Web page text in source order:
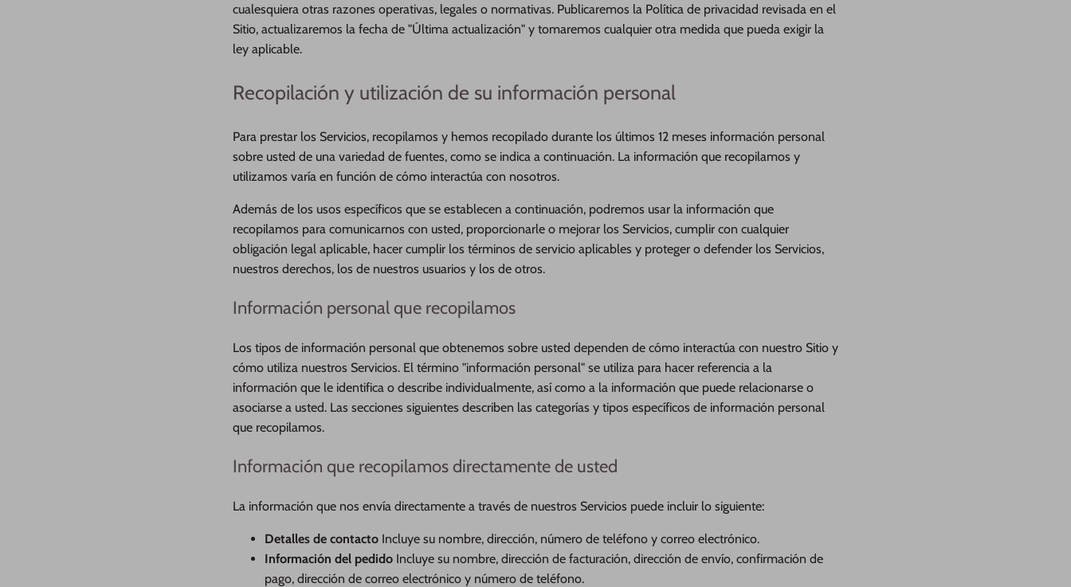
cualesquiera otras razones operativas, legales o normativas. Publicaremos la Política de privacidad revisada en el
Sitio, actualizaremos la fecha de "Última actualización" y tomaremos cualquier otra medida que pueda exigir la
ley aplicable.
Recopilación y utilización de su información personal
Para prestar los Servicios, recopilamos y hemos recopilado durante los últimos 12 meses información personal
sobre usted de una variedad de fuentes, como se indica a continuación. La información que recopilamos y
utilizamos varía en función de cómo interactúa con nosotros.
Además de los usos específicos que se establecen a continuación, podremos usar la información que
recopilamos para comunicarnos con usted, proporcionarle o mejorar los Servicios, cumplir con cualquier
obligación legal aplicable, hacer cumplir los términos de servicio aplicables y proteger o defender los Servicios,
nuestros derechos, los de nuestros usuarios y los de otros.
Información personal que recopilamos
Los tipos de información personal que obtenemos sobre usted dependen de cómo interactúa con nuestro Sitio y
cómo utiliza nuestros Servicios. El término "información personal" se utiliza para hacer referencia a la
información que le identifica o describe individualmente, así como a la información que puede relacionarse o
asociarse a usted. Las secciones siguientes describen las categorías y tipos específicos de información personal
que recopilamos.
Información que recopilamos directamente de usted
La información que nos envía directamente a través de nuestros Servicios puede incluir lo siguiente:
Detalles de contacto Incluye su nombre, dirección, número de teléfono y correo electrónico.
Información del pedido Incluye su nombre, dirección de facturación, dirección de envío, confirmación de
pago, dirección de correo electrónico y número de teléfono.